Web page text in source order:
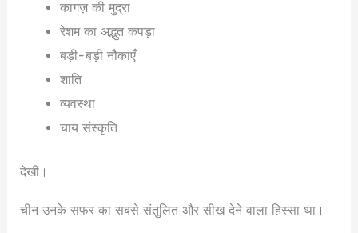
कागज़ की मुद्रा
रेशम का अद्भुत कपड़ा
बड़ी-बड़ी नौकाएँ
शांति
व्यवस्था
चाय संस्कृति
देखी।
चीन उनके सफर का सबसे संतुलित और सीख देने वाला हिस्सा था।